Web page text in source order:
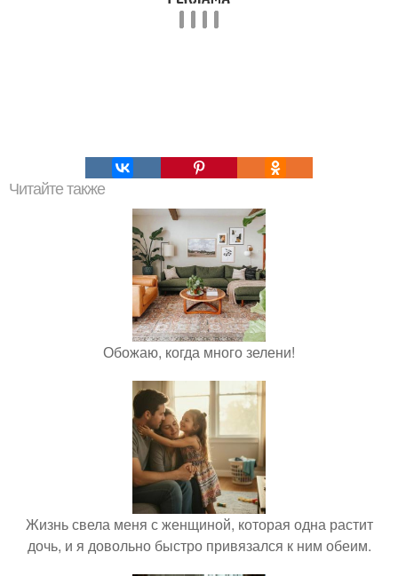
Читайте также
Обожаю, когда много зелени!
Жизнь свела меня с женщиной, которая одна растит
дочь, и я довольно быстро привязался к ним обеим.